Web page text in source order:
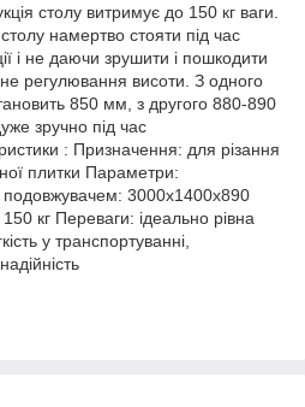
столу витримує до 150 кг ваги.
намертво стояти під час
і не даючи зрушити і пошкодити
регулювання висоти. З одного
850 мм, з другого 880-890
зручно під час
: Призначення: для різання
плитки Параметри:
3000x1400x890
кг Переваги: ідеально рівна
у транспортуванні,